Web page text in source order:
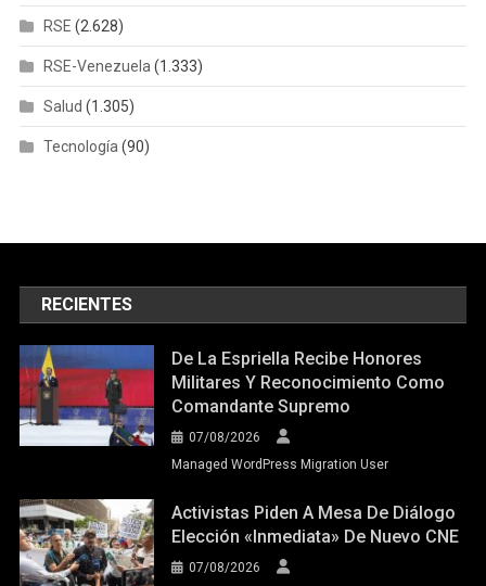
RSE (2.628)
RSE-Venezuela(1.333)
Salud (1.305)
Tecnología(90)
RECIENTES
De La Espriella Recibe Honores
Militares Y Reconocimiento Como
Comandante Supremo
07/08/2026
Managed WordPress Migration User
Activistas Piden A Mesa De Diálogo
Elección «inmediata» De Nuevo CNE
07/08/2026